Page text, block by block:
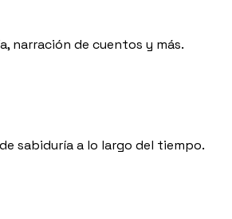
narración de cuentos y más.
sabiduría a lo largo del tiempo.